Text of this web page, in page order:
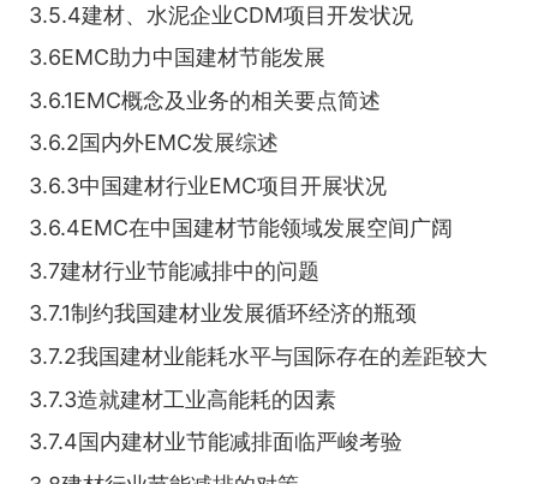
3.5.4建材、水泥企业CDM项目开发状况
3.6EMC助力中国建材节能发展
3.6.1EMC概念及业务的相关要点简述
3.6.2国内外EMC发展综述
3.6.3中国建材行业EMC项目开展状况
3.6.4EMC在中国建材节能领域发展空间广阔
3.7建材行业节能减排中的问题
3.7.1制约我国建材业发展循环经济的瓶颈
3.7.2我国建材业能耗水平与国际存在的差距较大
3.7.3造就建材工业高能耗的因素
3.7.4国内建材业节能减排面临严峻考验